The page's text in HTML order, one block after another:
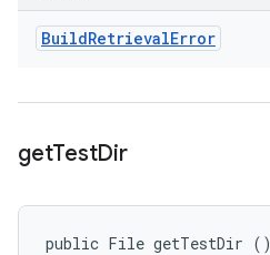
BuildRetrievalError
getTestDir
public File getTestDir ()